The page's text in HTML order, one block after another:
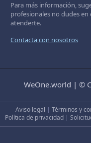
Para más información,
profesionales no dudes
atenderte.
Contacta con nosotros
WeOne.world | ©
Aviso legal | Términos y
Política de privacidad |